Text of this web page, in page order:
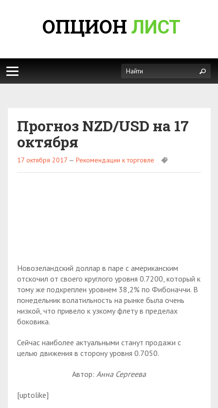
ОПЦИОН ЛИСТ
Прогноз NZD/USD на 17
октября
17 октября 2017 — Рекомендации к торговле
Новозеландский доллар в паре с американским
отскочил от своего круглого уровня 0.7200, который к
тому же подкреплен уровнем 38,2% по Фибоначчи. В
понедельник волатильность на рынке была очень
низкой, что привело к узкому флету в пределах
боковика.
Сейчас наиболее актуальными станут продажи с
целью движения в сторону уровня 0.7050.
Автор: Анна Сергеева
[uptolike]